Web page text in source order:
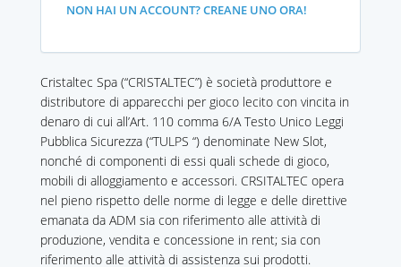
NON HAI UN ACCOUNT? CREANE UNO ORA!
Cristaltec Spa (“CRISTALTEC”) è società produttore e
distributore di apparecchi per gioco lecito con vincita in
denaro di cui all’Art. 110 comma 6/A Testo Unico Leggi
Pubblica Sicurezza (“TULPS “) denominate New Slot,
nonché di componenti di essi quali schede di gioco,
mobili di alloggiamento e accessori. CRSITALTEC opera
nel pieno rispetto delle norme di legge e delle direttive
emanata da ADM sia con riferimento alle attività di
produzione, vendita e concessione in rent; sia con
riferimento alle attività di assistenza sui prodotti.